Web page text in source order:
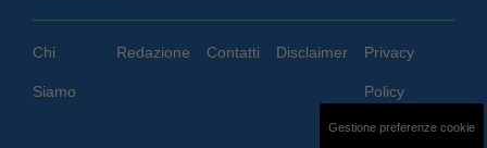
Chi
Siamo
Redazione Contatti Disclaimer Privacy
Policy
Gestione preferenze cookie